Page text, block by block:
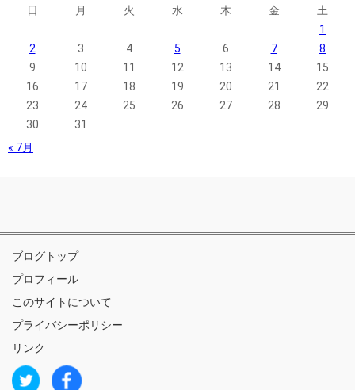
日
月 火 水 木 金
土
1
2
3 4 5 6 7
8
9
10 11 12 13 14
15
16
17 18 19 20 21
22
23
24 25 26 27 28
29
30
31
« 7月
ブログトップ
プロフィール
このサイトについて
プライバシーポリシー
リンク